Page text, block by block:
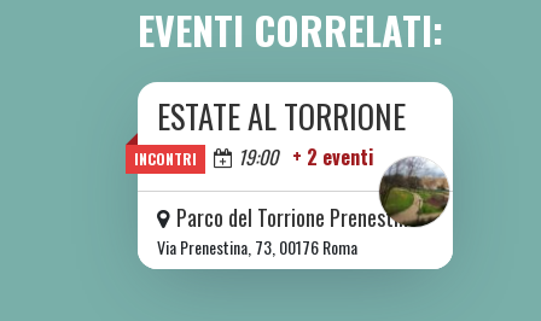
EVENTI CORRELATI:
INCONTRI
DA SAB 06/06 A SAB 08/08 2026
ESTATE AL TORRIONE
Oggi 19:00 + 2 eventi
Parco del Torrione Prenestino
Via Prenestina, 73, 00176 Roma